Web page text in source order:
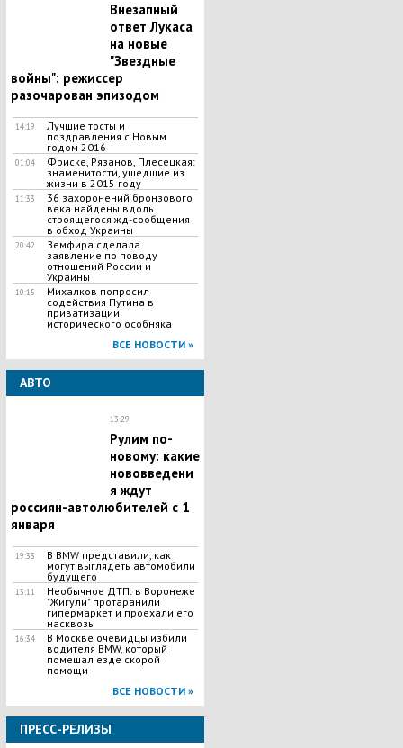
Внезапный
ответ Лукаса
на новые
"Звездные
войны": режиссер
разочарован эпизодом
14:19
Лучшие тосты и
поздравления с Новым
годом 2016
01:04
Фриске, Рязанов, Плесецкая:
знаменитости, ушедшие из
жизни в 2015 году
11:33
36 захоронений бронзового
века найдены вдоль
строящегося жд-сообщения
в обход Украины
20:42
Земфира сделала
заявление по поводу
отношений России и
Украины
10:15
Михалков попросил
содействия Путина в
приватизации
исторического особняка
ВСЕ НОВОСТИ »
АВТО
13:29
Рулим по-
новому: какие
нововведени
я ждут
россиян-автолюбителей с 1
января
19:33
В BMW представили, как
могут выглядеть автомобили
будущего
13:11
Необычное ДТП: в Воронеже
"Жигули" протаранили
гипермаркет и проехали его
насквозь
16:34
В Москве очевидцы избили
водителя BMW, который
помешал езде скорой
помощи
ВСЕ НОВОСТИ »
ПРЕСС-РЕЛИЗЫ